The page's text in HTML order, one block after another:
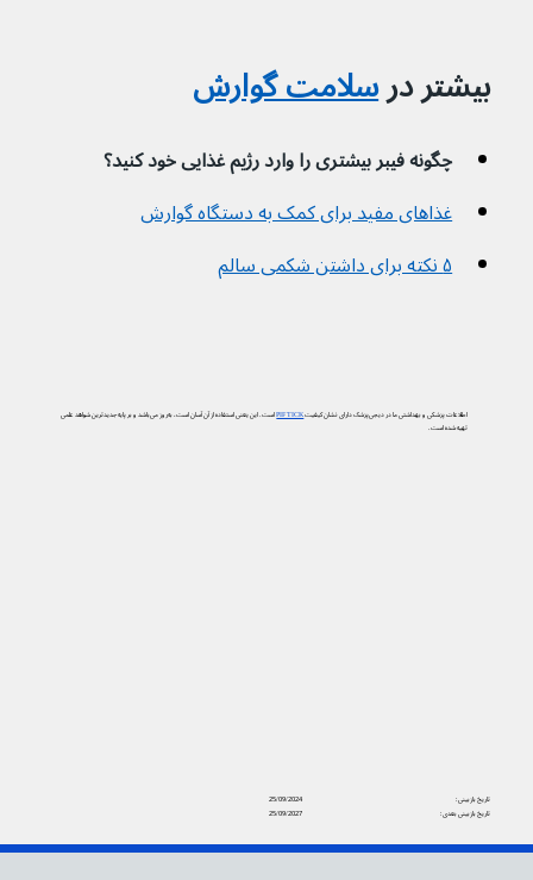
بیشتر در سلامت گوارش
چگونه فیبر بیشتری را وارد رژیم غذایی خود کنید؟
غذاهای مفید برای کمک به دستگاه گوارش
۵ نکته برای داشتن شکمی سالم
اطلاعات پزشکی و بهداشتی ما در دیجی‌پزشک دارای نشان کیفیتPIF TICKاست. این یعنی استفاده از آن آسان است، به‌روز می‌باشد و بر پایه جدیدترین شواهد علمی
تهیه شده است.
25/09/2024
تاریخ بازبینی:
25/09/2027
تاریخ بازبینی بعدی: